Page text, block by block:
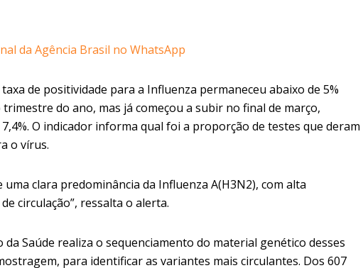
da Agência Brasil no WhatsApp
de positividade para a Influenza permaneceu abaixo de 5%
do ano, mas já começou a subir no final de março,
O indicador informa qual foi a proporção de testes que deram
o vírus.
uma clara predominância da Influenza A(H3N2), com alta
circulação”, ressalta o alerta.
da Saúde realiza o sequenciamento do material genético desses
para identificar as variantes mais circulantes. Dos 607